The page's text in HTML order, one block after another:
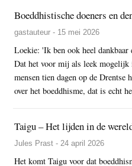
Boeddhistische doeners en
gastauteur - 15 mei 2026
Loekie: 'Ik ben ook heel
Dat het voor mij als leek mogelijk
mensen tien dagen op de Drentse
over het boeddhisme, dat is echt
Taigu – Het lijden in de
Jules Prast - 24 april 2026
Het komt Taigu voor dat